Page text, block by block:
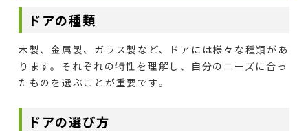
ドアの種類
木製、金属製、ガラス製など、ドアには様々な種類があ
ります。それぞれの特性を理解し、自分のニーズに合っ
たものを選ぶことが重要です。
ドアの選び方